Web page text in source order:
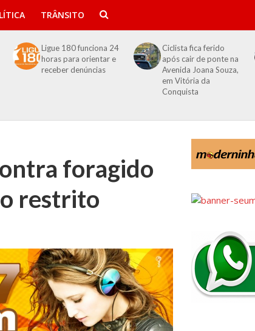
TRÂNSITO
Ligue 180 funciona 24
horas para orientar e
receber denúncias
Ciclista fica ferido
após cair de ponte na
Avenida Joana Souza,
em Vitória da
Conquista
foragido
restrito